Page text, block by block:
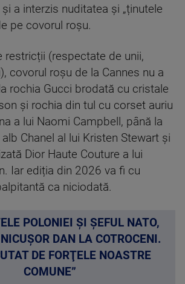
a interzis nuditatea și „ținutele
pe covorul roșu.
restricții (respectate de unii,
covorul roșu de la Cannes nu a
rochia Gucci brodată cu cristale
și rochia din tul cu corset auriu
a lui Naomi Campbell, până la
Chanel al lui Kristen Stewart și
Dior Haute Couture a lui
Iar ediția din 2026 va fi cu
ca niciodată.
POLONIEI ȘI ȘEFUL NATO,
DAN LA COTROCENI.
DE FORŢELE NOASTRE
COMUNE”